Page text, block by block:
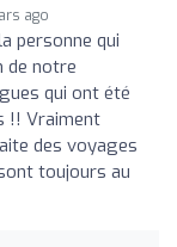
ago
personne qui
de notre
qui ont été
!! Vraiment
des voyages
toujours au